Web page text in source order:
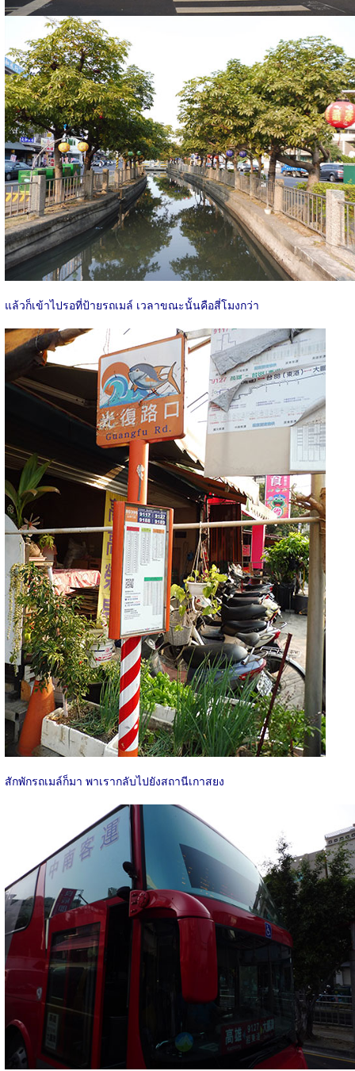
แล้วก็เข้าไปรอที่ป้ายรถเมล์ เวลาขณะนั้นคือสี่โมงกว่า
สักพักรถเมล์ก็มา พาเรากลับไปยังสถานีเกาสยง